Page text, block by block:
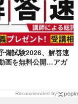
備試験2026、解答速
画を無料公開…アガ
Recommended by